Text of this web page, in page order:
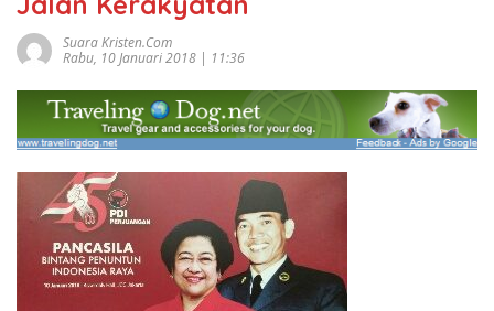
Suara Kristen.com
Rabu, 10 Januari 2018 | 11:36